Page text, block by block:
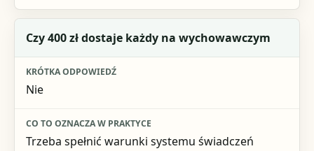
Czy 400 zł dostaje każdy na wychowawczym
Nie
Trzeba spełnić warunki systemu świadczeń